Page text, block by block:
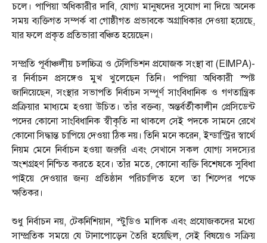
চলে। পাপিয়া অধিকারীর দাবি, যোগ্য মানুষদের সুযোগ না দিয়ে অনেক
সময় ব্যক্তিগত সম্পর্ক বা গোষ্ঠীগত প্রভাবকে অগ্রাধিকার দেওয়া হয়েছে,
যার ফলে প্রকৃত প্রতিভারা বঞ্চিত হয়েছেন।
সম্প্রতি পূর্বাঞ্চলীয় চলচ্চিত্র ও টেলিভিশন প্রযোজক সংস্থা বা (EIMPA)-
র নির্বাচন প্রসঙ্গেও মুখ খুলেছেন তিনি। পাপিয়া অধিকারী স্পষ্ট
জানিয়েছেন, সংস্থার সভাপতি নির্বাচন সম্পূর্ণ সাংবিধানিক ও গণতান্ত্রিক
প্রক্রিয়ার মাধ্যমে হওয়া উচিত। তাঁর বক্তব্য, অন্তর্বর্তীকালীন প্রেসিডেন্ট
পদের কোনো সাংবিধানিক স্বীকৃতি না থাকলে সেই পদকে সামনে রেখে
কোনো সিদ্ধান্ত চাপিয়ে দেওয়া ঠিক নয়। তিনি মনে করেন, ইন্ডাস্ট্রির স্বার্থে
নিয়ম মেনে নির্বাচন হওয়া জরুরি এবং সেখানে সকল যোগ্য সদস্যের
অংশগ্রহণ নিশ্চিত করতে হবে। তাঁর মতে, কোনো ব্যক্তি বিশেষকে সুবিধা
পাইয়ে দেওয়ার জন্য প্রতিষ্ঠান পরিচালিত হলে তা শিল্পের পক্ষে
ক্ষতিকর।
শুধু নির্বাচন নয়, টেকনিশিয়ান, স্টুডিও মালিক এবং প্রযোজকদের মধ্যে
সাম্প্রতিক সময়ে যে টানাপোড়েন তৈরি হয়েছিল, সেই বিষয়েও সক্রিয়